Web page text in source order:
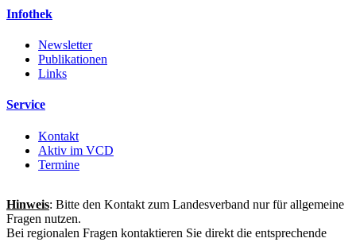
Infothek
Newsletter
Publikationen
Links
Service
Kontakt
Aktiv im VCD
Termine
Hinweis: Bitte den Kontakt zum Landesverband nur für allgemeine
Fragen nutzen.
Bei regionalen Fragen kontaktieren Sie direkt die entsprechende